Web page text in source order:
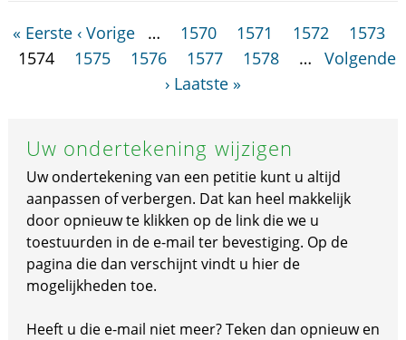
« Eerste ‹ Vorige … 1570 1571 1572
1573
1574
1575 1576 1577 1578 …
Volgende
› Laatste »
Uw ondertekening wijzigen
Uw ondertekening van een petitie kunt u altijd
aanpassen of verbergen. Dat kan heel makkelijk
door opnieuw te klikken op de link die we u
toestuurden in de e-mail ter bevestiging. Op de
pagina die dan verschijnt vindt u hier de
mogelijkheden toe.
Heeft u die e-mail niet meer? Teken dan opnieuw en